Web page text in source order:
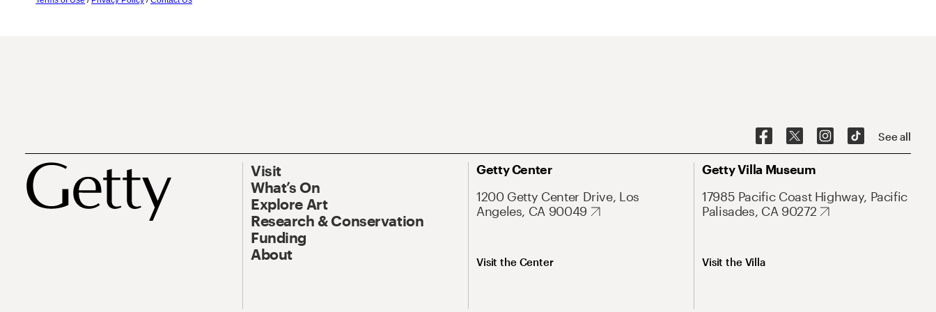
See all
Visit
What’s On
Explore Art
Research & Conservation
Funding
About
Getty Center
1200 Getty Center Drive, Los
Angeles, CA 90049
Visit the Center
Getty Villa Museum
17985 Pacific Coast Highway, Pacific
Palisades, CA 90272
Visit the Villa